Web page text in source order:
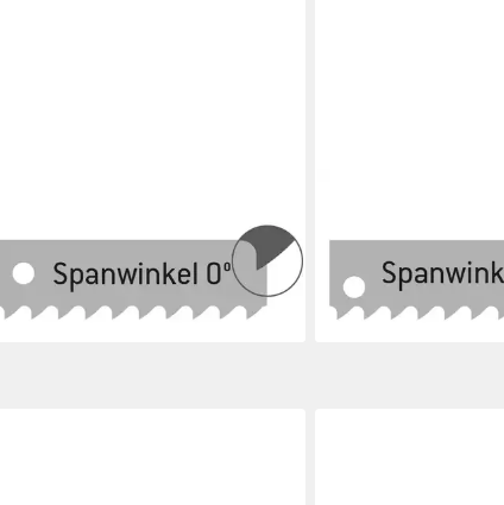
Sägeblatt Maschinensägeblatt 400
mm x 25 x 1.25 x 8.5 22
15,45 €
lieferbar - in 3-4 Werktagen bei dir
Sägeblatt
mm x 20 x 1.25 x 14
14,90 €
lieferbar - in 3-4